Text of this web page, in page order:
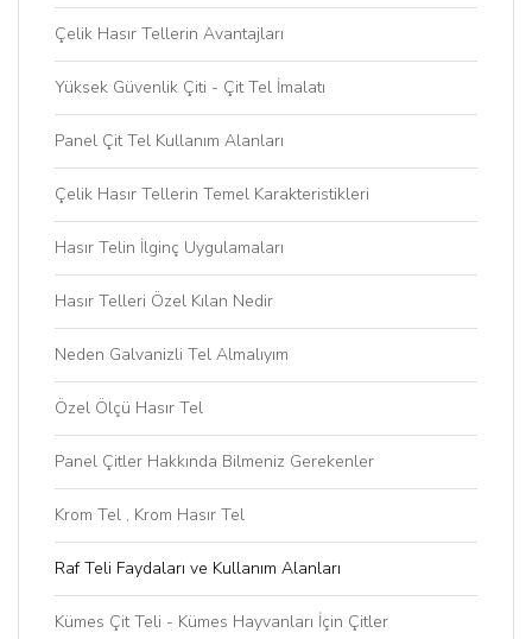
Çelik Hasır Tellerin Avantajları
Yüksek Güvenlik Çiti - Çit Tel İmalatı
Panel Çit Tel Kullanım Alanları
Çelik Hasır Tellerin Temel Karakteristikleri
Hasır Telin İlginç Uygulamaları
Hasır Telleri Özel Kılan Nedir
Neden Galvanizli Tel Almalıyım
Özel Ölçü Hasır Tel
Panel Çitler Hakkında Bilmeniz Gerekenler
Krom Tel , Krom Hasır Tel
Raf Teli Faydaları ve Kullanım Alanları
Kümes Çit Teli - Kümes Hayvanları İçin Çitler